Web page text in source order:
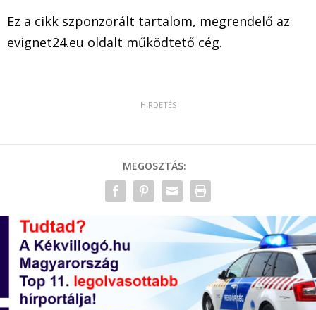
Ez a cikk szponzorált tartalom, megrendelő az
evignet24.eu oldalt működtető cég.
MEGOSZTÁS: